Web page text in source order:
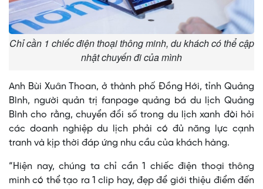
Chỉ cần 1 chiếc điện thoại thông minh, du khách có thể cập
nhật chuyến đi của mình
Anh Bùi Xuân Thoan, ở thành phố Đồng Hới, tỉnh Quảng
Bình, người quản trị fanpage quảng bá du lịch Quảng
Bình cho rằng, chuyển đổi số trong du lịch xanh đòi hỏi
các doanh nghiệp du lịch phải có đủ năng lực cạnh
tranh và kịp thời đáp ứng nhu cầu của khách hàng.
“Hiện nay, chúng ta chỉ cần 1 chiếc điện thoại thông
minh có thể tạo ra 1 clip hay, đẹp để giới thiệu điểm đến